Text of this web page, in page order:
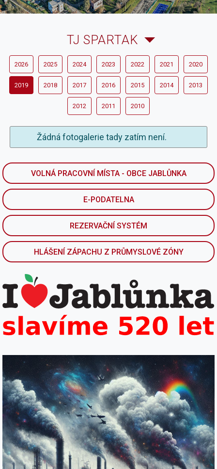
VOLNÁ PRACOVNÍ MÍSTA - OBCE JABLŮNKA
E-PODATELNA
REZERVAČNÍ SYSTÉM
HLÁŠENÍ ZÁPACHU Z PRŮMYSLOVÉ ZÓNY
TJ SPARTAK
2026 2025 2024 2023 2022 2021 2020
2019 2018 2017 2016 2015 2014 2013
2012 2011 2010
Žádná fotogalerie tady zatím není.